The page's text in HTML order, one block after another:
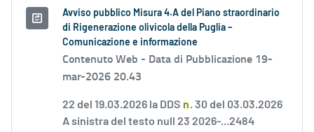
Avviso pubblico Misura 4.A del Piano straordinario
di Rigenerazione olivicola della Puglia –
Comunicazione e informazione
Contenuto Web - Data di Pubblicazione 19-
mar-2026 20.43
22 del 19.03.2026 la DDS n. 30 del 03.03.2026
A sinistra del testo null 23 2026-...2484